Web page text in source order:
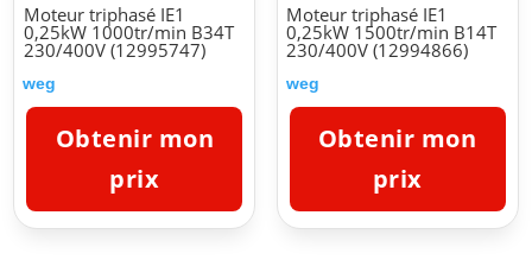
Moteur triphasé IE1
0,25kW 1000tr/min B34T
230/400V (12995747)
weg
Obtenir mon
prix
Moteur triphasé IE1
0,25kW 1500tr/min B14T
230/400V (12994866)
weg
Obtenir mon
prix